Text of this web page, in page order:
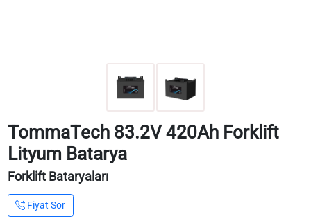
TommaTech 83.2V 420Ah Forklift
Lityum Batarya
Forklift Bataryaları
Fiyat Sor